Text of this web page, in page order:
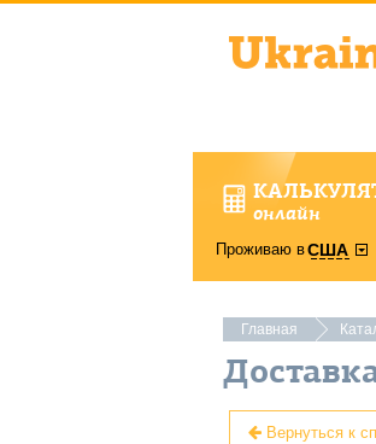
онлайн
Проживаю вСША
Главная
Вернуться к